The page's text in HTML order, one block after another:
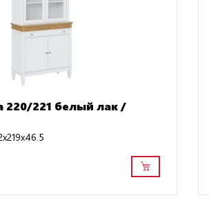
220/221 белый лак /